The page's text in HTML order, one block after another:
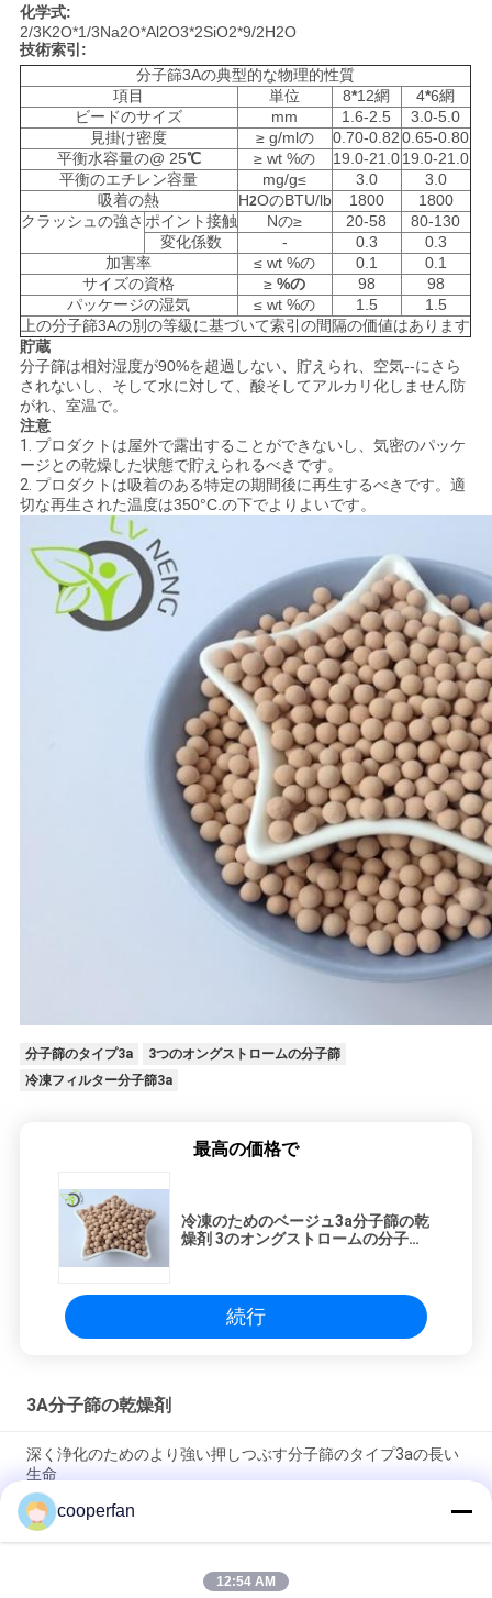
ー
ス
事
件
見
積
も
り
を
依
頼
す
化学式:
2/3K2O*1/3Na2O*Al2O3*2SiO2*9/2H2O
技術索引:
分子篩3Aの典型的な物理的性質
項目
単位 8*12網 4*6網
ビードのサイズ
mm 1.6-2.5
3.0-5.0
見掛け密度
≥ g/mlの 0.70-0.82 0.65-0.80
平衡水容量の@ 25℃ ≥ wt %の 19.0-21.019.0-21.0
平衡のエチレン容量
mg/g≤ 3.0
3.0
吸着の熱 H2OのBTU/lb 1800
1800
クラッシュの強さ ポイント接触 Nの≥ 20-58
80-130
変化係数
- 0.3
0.3
加害率
≤ wt %の 0.1
0.1
サイズの資格
≥%の 98
98
パッケージの湿気
≤ wt %の 1.5
1.5
上の分子篩3Aの別の等級に基づいて索引の間隔の価値はあります
貯蔵
分子篩は相対湿度が90%を超過しない、貯えられ、空気--にさら
されないし、そして水に対して、酸そしてアルカリ化しません防
がれ、室温で。
注意
1. プロダクトは屋外で露出することができないし、気密のパッケ
ージとの乾燥した状態で貯えられるべきです。
2. プロダクトは吸着のある特定の期間後に再生するべきです。適
切な再生された温度は350°C.の下でよりよいです。
分子篩のタイプ3a
3つのオングストロームの分子篩
冷凍フィルター分子篩3a
最高の価格で
冷凍のためのベージュ3a分子篩の乾
燥剤 3のオングストロームの分子篩
続行
3A分子篩の乾燥剤
深く浄化のためのより強い押しつぶす分子篩のタイプ3aの長い
生命
25KG/Bag 3Aの分子篩の乾燥性があるAluminasilicateのゼオラ
イト
分子篩のタイプ3Aのアルミナのケイ酸塩の圧縮強さを乾燥する
cooperfan
12:54 AM